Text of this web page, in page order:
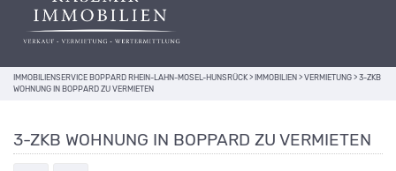
IMMOBILIENSERVICE BOPPARD RHEIN-LAHN-MOSEL-HUNSRÜCK > IMMOBILIEN > VERMIETUNG > 3-ZKB
WOHNUNG IN BOPPARD ZU VERMIETEN
3-ZKB WOHNUNG IN BOPPARD ZU VERMIETEN